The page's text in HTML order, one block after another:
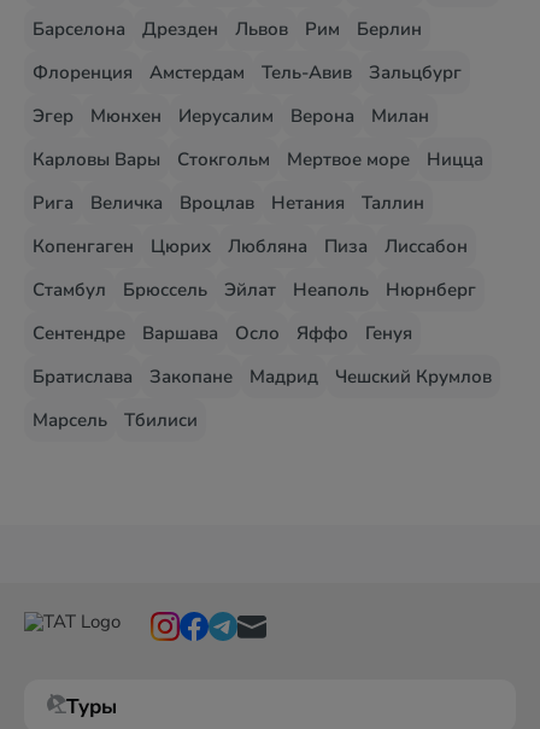
Барселона
Дрезден Львов Рим
Берлин
Флоренция
Амстердам Тель-Авив
Зальцбург
Эгер
Мюнхен Иерусалим Верона
Милан
Карловы Вары
Стокгольм Мертвое море
Ницца
Рига
Величка Вроцлав Нетания
Таллин
Копенгаген
Цюрих Любляна Пиза
Лиссабон
Стамбул
Брюссель Эйлат Неаполь
Нюрнберг
Сентендре
Варшава Осло Яффо
Генуя
Братислава
Закопане Мадрид
Чешский Крумлов
Марсель
Тбилиси
Туры